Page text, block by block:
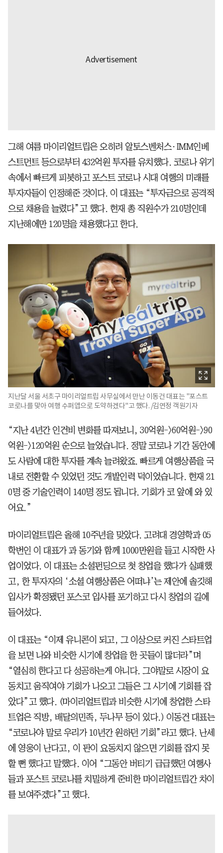
그해 여름 마이리얼트립은 오히려 알토스벤처스·IMM인베
스트먼트 등으로부터 432억원 투자를 유치했다. 코로나 위기
속에서 빠르게 피봇하고 포스트 코로나 시대 여행의 미래를
투자자들이 인정해준 것이다. 이 대표는 “투자금으로 공격적
으로 채용을 늘렸다”고 했다. 현재 총 직원수가 210명인데
지난해에만 120명을 채용했다고 한다.
지난달 서울 서초구 마이리얼트립 사무실에서 만난 이동건 대표는 "포스트
코로나를 맞아 여행 수퍼앱으로 도약하겠다"고 했다. /김연정 객원기자
“지난 4년간 인건비 변화를 따져보니, 30억원->60억원->90
억원->120억원 순으로 늘었습니다. 정말 코로나 기간 동안에
도 사람에 대한 투자를 계속 늘려왔죠. 빠르게 여행상품을 국
내로 전환할 수 있었던 것도 개발인력 덕이었습니다. 현재 21
0명 중 기술인력이 140명 정도 됩니다. 기회가 코 앞에 와 있
어요.”
마이리얼트립은 올해 10주년을 맞았다. 고려대 경영학과 05
학번인 이 대표가 과 동기와 함께 1000만원을 들고 시작한 사
업이었다. 이 대표는 소셜펀딩으로 첫 창업을 했다가 실패했
고, 한 투자자의 ‘소셜 여행상품은 어떠냐’는 제안에 솔깃해
입사가 확정됐던 포스코 입사를 포기하고 다시 창업의 길에
들어섰다.
이 대표는 “이제 유니콘이 되고, 그 이상으로 커진 스타트업
을 보면 나와 비슷한 시기에 창업을 한 곳들이 많더라”며
“열심히 한다고 다 성공하는게 아니다. 그야말로 시장이 요
동치고 움직여야 기회가 나오고 그들은 그 시기에 기회를 잡
았다”고 했다. (마이리얼트립과 비슷한 시기에 창업한 스타
트업은 직방, 배달의민족, 두나무 등이 있다.) 이동건 대표는
“코로나야 말로 우리가 10년간 원하던 기회”라고 했다. 난세
에 영웅이 난다고, 이 판이 요동치지 않으면 기회를 잡지 못
할 뻔 했다고 말했다. 이어 “그동안 버티기 급급했던 여행사
들과 포스트 코로나를 치밀하게 준비한 마이리얼트립간 차이
를 보여주겠다”고 했다.